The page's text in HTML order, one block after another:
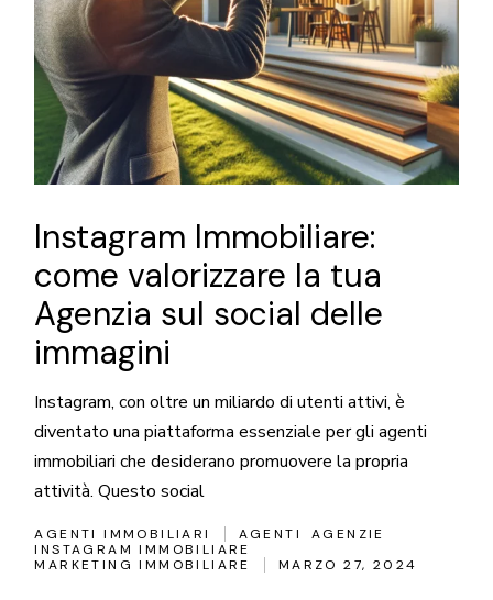
Instagram Immobiliare:
come valorizzare la tua
Agenzia sul social delle
immagini
Instagram, con oltre un miliardo di utenti attivi, è
diventato una piattaforma essenziale per gli agenti
immobiliari che desiderano promuovere la propria
attività. Questo social
AGENTI IMMOBILIARI AGENTI
AGENZIE
INSTAGRAM IMMOBILIARE
MARKETING IMMOBILIARE
MARZO 27, 2024